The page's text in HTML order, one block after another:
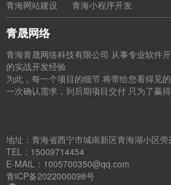
青海网站建设 青海小程序开发
青晟网络
青海青晟网络科技有限公司 从事专业软件
的实战开发经验
为此，每一个项目的细节 将带给您看得见
一次确认需求，到后期项目交付 只为了赢
地址：青海省西宁市城南新区青海湖小区旁
TEL：15009714454
E-MAIL：1005700350@qq.com
青ICP备2022000098号